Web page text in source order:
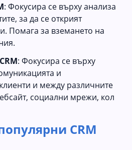
: Фокусира се върху анализа
за да се открият
Помага за вземането на
: Фокусира се върху
и
и между различните
социални мрежи, кол
CRM